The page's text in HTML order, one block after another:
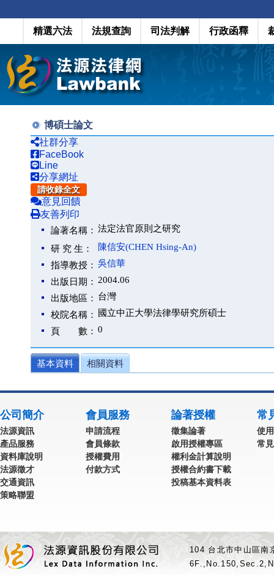
精選六法 法規查詢 司法判解 行政函釋
博碩士論文
社群分享
FaceBook
Line
分享網址
請收錄全文
意見回饋
友善列印
論著名稱： 法定法官原則之研究
研 究 生：
陳信安(CHEN Hsing-An)
指導教授： 吳信華
出版日期： 2004.06
出版地區： 台灣
校院名稱：
國立中正大學法律學研究所碩士
頁 數： 0
基本資料 相關資料
公司簡介
法源資訊
產品服務
資料庫說明
法源徵才
交通資訊
策略聯盟
會員服務
申請流程
會員條款
授權費用
付款方式
論著授權
徵集論著
啟用授權專區
權利金計算說明
授權合約書下載
投稿基本資料表
常
使
常
104 台北市中山區